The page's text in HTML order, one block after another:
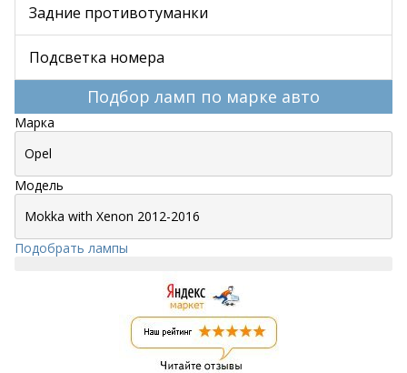
Задние противотуманки
Подсветка номера
Подбор ламп по марке авто
Марка
Модель
Подобрать лампы